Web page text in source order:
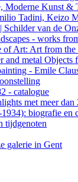
Moderne Kunst &
Tadini, Keizo
Schilder van de
- works
Art: Art from the
metal Objects
- Emile
- catalogue
met meer
biografie en
tijdgenoten
galerie in Gent